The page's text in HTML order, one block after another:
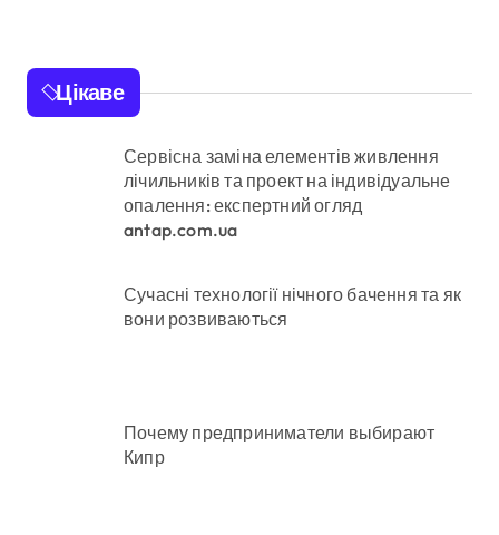
Цікаве
Сервісна заміна елементів живлення
лічильників та проект на індивідуальне
опалення: експертний огляд
antap.com.ua
Сучасні технології нічного бачення та як
вони розвиваються
Почему предприниматели выбирают
Кипр